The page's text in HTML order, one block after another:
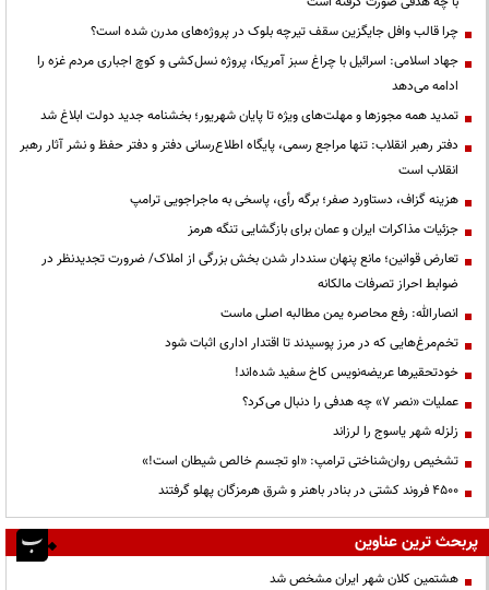
چرا قالب وافل جایگزین سقف تیرچه بلوک در پروژه‌های مدرن شده است؟
جهاد اسلامی: اسرائیل با چراغ سبز آمریکا، پروژه نسل‌کشی و کوچ اجباری مردم غزه را
ادامه می‌دهد
تمدید همه مجوزها و مهلت‌های ویژه تا پایان شهریور؛ بخشنامه جدید دولت ابلاغ شد
دفتر رهبر انقلاب: تنها مراجع رسمی، پایگاه اطلاع‌رسانی دفتر و دفتر حفظ و نشر آثار رهبر
انقلاب است
هزینه گزاف، دستاورد صفر؛ برگه رأی، پاسخی به ماجراجویی ترامپ
جزئیات مذاکرات ایران و عمان برای بازگشایی تنگه هرمز
تعارض قوانین؛ مانع پنهان سنددار شدن بخش بزرگی از املاک/ ضرورت تجدیدنظر در
ضوابط احراز تصرفات مالکانه
انصارالله: رفع محاصره یمن مطالبه اصلی ماست
تخم‌مرغ‌هایی که در مرز پوسیدند تا اقتدار اداری اثبات شود
خودتحقیرها عریضه‌نویس کاخ سفید شده‌اند!
عملیات «نصر ۷» چه هدفی را دنبال می‌کرد؟
زلزله شهر یاسوج را لرزاند
تشخیص روان‌شناختی ترامپ: «او تجسم خالص شیطان است!»
۴۵۰۰ فروند کشتی در بنادر باهنر و شرق هرمزگان پهلو گرفتند
پربحث ترین عناوین
هشتمین کلان شهر ایران مشخص شد